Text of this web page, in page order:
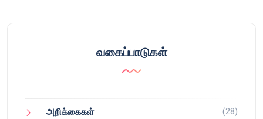
வகைப்பாடுகள்
அறிக்கைகள் (28)